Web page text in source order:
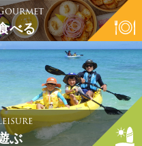
べる
ぶ